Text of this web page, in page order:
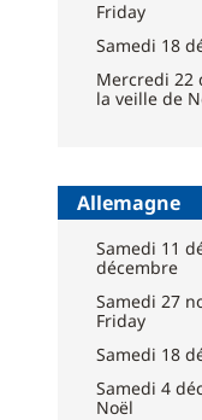
Friday
Samedi 18
Mercredi 22
la veille de
Allemagne
Samedi 11
décembre
Samedi 27
Friday
Samedi 18
Samedi 4
Noël